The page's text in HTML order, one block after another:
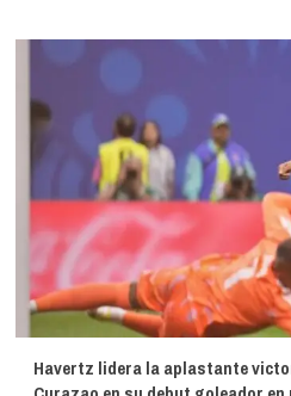
Havertz lidera la aplastante